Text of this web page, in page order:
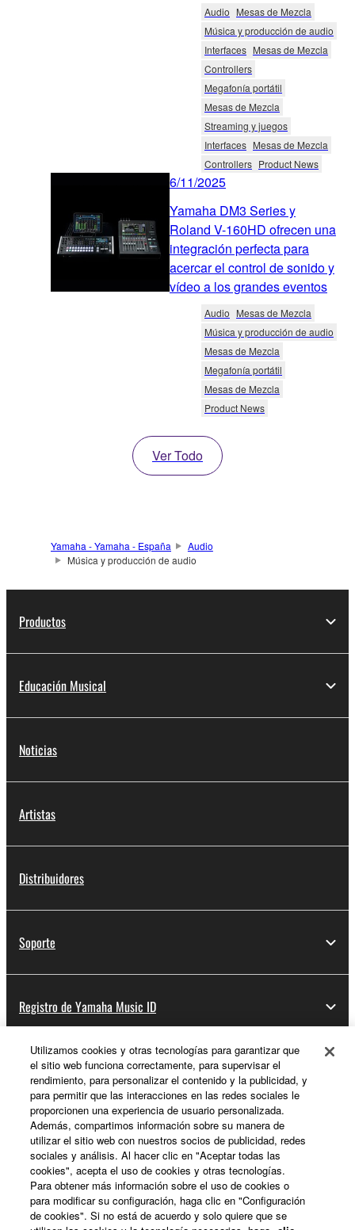
Audio Mesas de Mezcla
Música y producción de audio
Interfaces Mesas de Mezcla
Controllers
Megafonía portátil
Mesas de Mezcla
Streaming y juegos
Interfaces Mesas de Mezcla
Controllers Product News
6/11/2025
Yamaha DM3 Series y
Roland V-160HD ofrecen una
integración perfecta para
acercar el control de sonido y
vídeo a los grandes eventos
Audio Mesas de Mezcla
Música y producción de audio
Mesas de Mezcla
Megafonía portátil
Mesas de Mezcla
Product News
Ver Todo
Yamaha - Yamaha - España
Audio
Música y producción de audio
Productos
Educación Musical
Noticias
Artistas
Distribuidores
Soporte
Registro de Yamaha Music ID
Acerca de Yamaha
España - Spanish
Empresa
Utilizamos cookies y otras tecnologías para garantizar que
el sitio web funciona correctamente, para supervisar el
rendimiento, para personalizar el contenido y la publicidad, y
para permitir que las interacciones en las redes sociales le
proporcionen una experiencia de usuario personalizada.
Además, compartimos información sobre su manera de
utilizar el sitio web con nuestros socios de publicidad, redes
sociales y análisis. Al hacer clic en "Aceptar todas las
cookies", acepta el uso de cookies y otras tecnologías.
Para obtener más información sobre el uso de cookies o
para modificar su configuración, haga clic en "Configuración
de cookies". Si no está de acuerdo y solo quiere que se